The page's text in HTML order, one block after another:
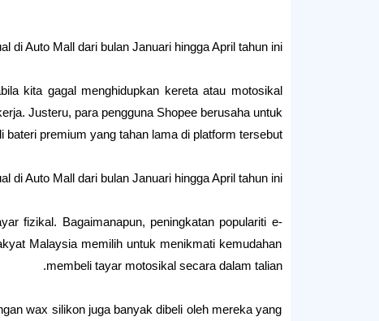
di Auto Mall dari bulan Januari hingga April tahun ini
kita gagal menghidupkan kereta atau motosikal
Justeru, para pengguna Shopee berusaha untuk
premium yang tahan lama di platform tersebut.
di Auto Mall dari bulan Januari hingga April tahun ini
fizikal. Bagaimanapun, peningkatan populariti e-
Malaysia memilih untuk menikmati kemudahan
membeli tayar motosikal secara dalam talian.
wax silikon juga banyak dibeli oleh mereka yang